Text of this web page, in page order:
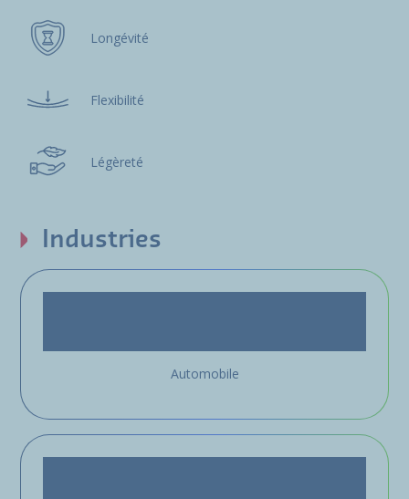
Longévité
Flexibilité
Légèreté
Industries
Automobile